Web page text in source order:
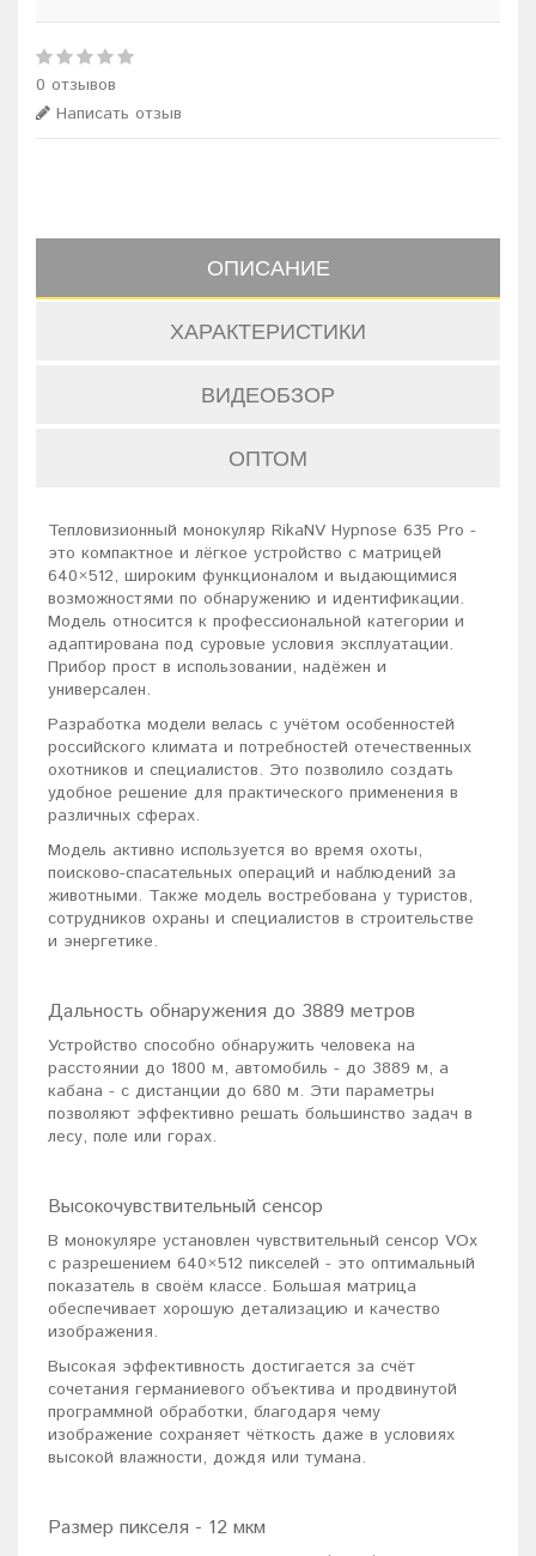
0 отзывов
Написать отзыв
ОПИСАНИЕ
ХАРАКТЕРИСТИКИ
ВИДЕОБЗОР
ОПТОМ
Тепловизионный монокуляр RikaNV Hypnose 635 Pro -
это компактное и лёгкое устройство с матрицей
640×512, широким функционалом и выдающимися
возможностями по обнаружению и идентификации.
Модель относится к профессиональной категории и
адаптирована под суровые условия эксплуатации.
Прибор прост в использовании, надёжен и
универсален.
Разработка модели велась с учётом особенностей
российского климата и потребностей отечественных
охотников и специалистов. Это позволило создать
удобное решение для практического применения в
различных сферах.
Модель активно используется во время охоты,
поисково-спасательных операций и наблюдений за
животными. Также модель востребована у туристов,
сотрудников охраны и специалистов в строительстве
и энергетике.
Дальность обнаружения до 3889 метров
Устройство способно обнаружить человека на
расстоянии до 1800 м, автомобиль - до 3889 м, а
кабана - с дистанции до 680 м. Эти параметры
позволяют эффективно решать большинство задач в
лесу, поле или горах.
Высокочувствительный сенсор
В монокуляре установлен чувствительный сенсор VOx
с разрешением 640×512 пикселей - это оптимальный
показатель в своём классе. Большая матрица
обеспечивает хорошую детализацию и качество
изображения.
Высокая эффективность достигается за счёт
сочетания германиевого объектива и продвинутой
программной обработки, благодаря чему
изображение сохраняет чёткость даже в условиях
высокой влажности, дождя или тумана.
Размер пикселя - 12 мкм